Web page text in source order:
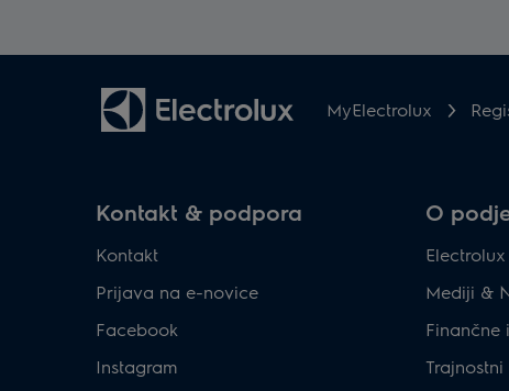
MyElectrolux
Kontakt & podpora
Kontakt
Prijava na e-novice
Facebook
Instagram
O
Mediji &
Finančne